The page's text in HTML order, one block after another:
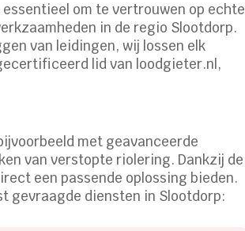
om te vertrouwen op echte
in de regio Slootdorp.
van leidingen, wij lossen elk
lid van loodgieter.nl,
met geavanceerde
van verstopte riolering. Dankzij de
een passende oplossing bieden.
gevraagde diensten in Slootdorp: